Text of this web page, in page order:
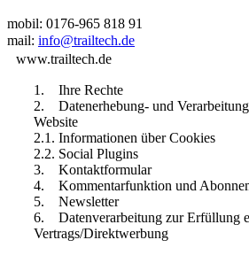
mobil: 0176-965 818 91
mail: info@trailtech.de
www.trailtech.de
1. Ihre Rechte
2. Datenerhebung- und
Website
2.1. Informationen über Cookies
2.2. Social Plugins
3. Kontaktformular
4. Kommentarfunktion und
5. Newsletter
6. Datenverarbeitung zur Erfüllung
Vertrags/Direktwerbung